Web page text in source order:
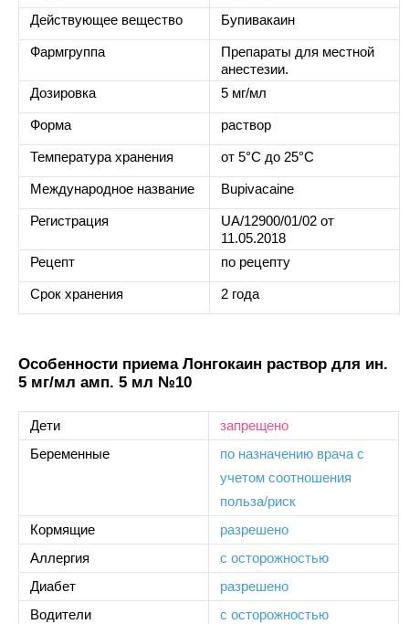
Действующее вещество Бупивакаин
Фармгруппа
Препараты для местной
анестезии.
Дозировка
5 мг/мл
Форма раствор
Температура хранения от 5°C до 25°C
Международное название Bupivacaine
Регистрация
UA/12900/01/02 от
11.05.2018
Рецепт
по рецепту
Срок хранения 2 года
Особенности приема Лонгокаин раствор для ин.
5 мг/мл амп. 5 мл №10
Дети
запрещено
Беременные
по назначению врача с
учетом соотношения
польза/риск
Кормящие
разрешено
Аллергия
с осторожностью
Диабет
разрешено
Водители
с осторожностью